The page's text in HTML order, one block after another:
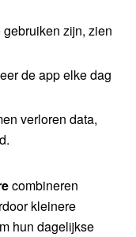
zijn, zien
de app elke dag
verloren data,
combineren
kleinere
hun dagelijkse